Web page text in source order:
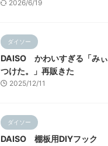
2026/6/19
ダイソー
DAISO かわいすぎる「みぃ
つけた。」再販きた
2025/12/11
ダイソー
DAISO 棚板用DIYフック